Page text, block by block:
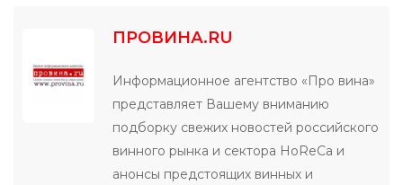
ПРОВИНА.RU
Информационное агентство «Про вина»
представляет Вашему вниманию
подборку свежих новостей российского
винного рынка и сектора HoReCa и
анонсы предстоящих винных и